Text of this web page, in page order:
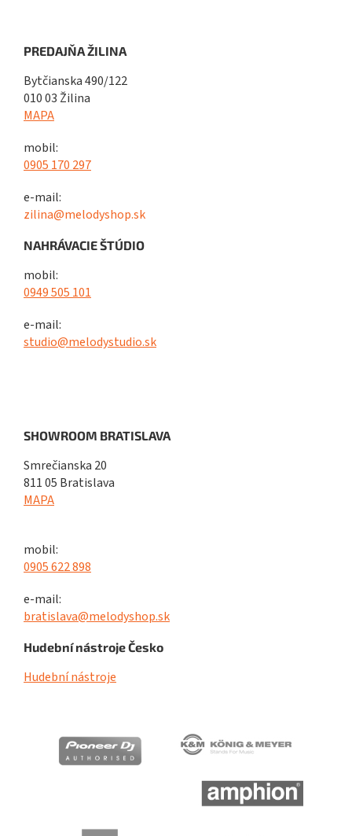
PREDAJŇA ŽILINA
Bytčianska 490/122
010 03 Žilina
MAPA
mobil:
0905 170 297
e-mail:
zilina@melodyshop.sk
NAHRÁVACIE ŠTÚDIO
mobil:
0949 505 101
e-mail:
studio@melodystudio.sk
SHOWROOM BRATISLAVA
Smrečianska 20
811 05 Bratislava
MAPA
mobil:
0905 622 898
e-mail:
bratislava@melodyshop.sk
Hudební nástroje Česko
Hudební nástroje